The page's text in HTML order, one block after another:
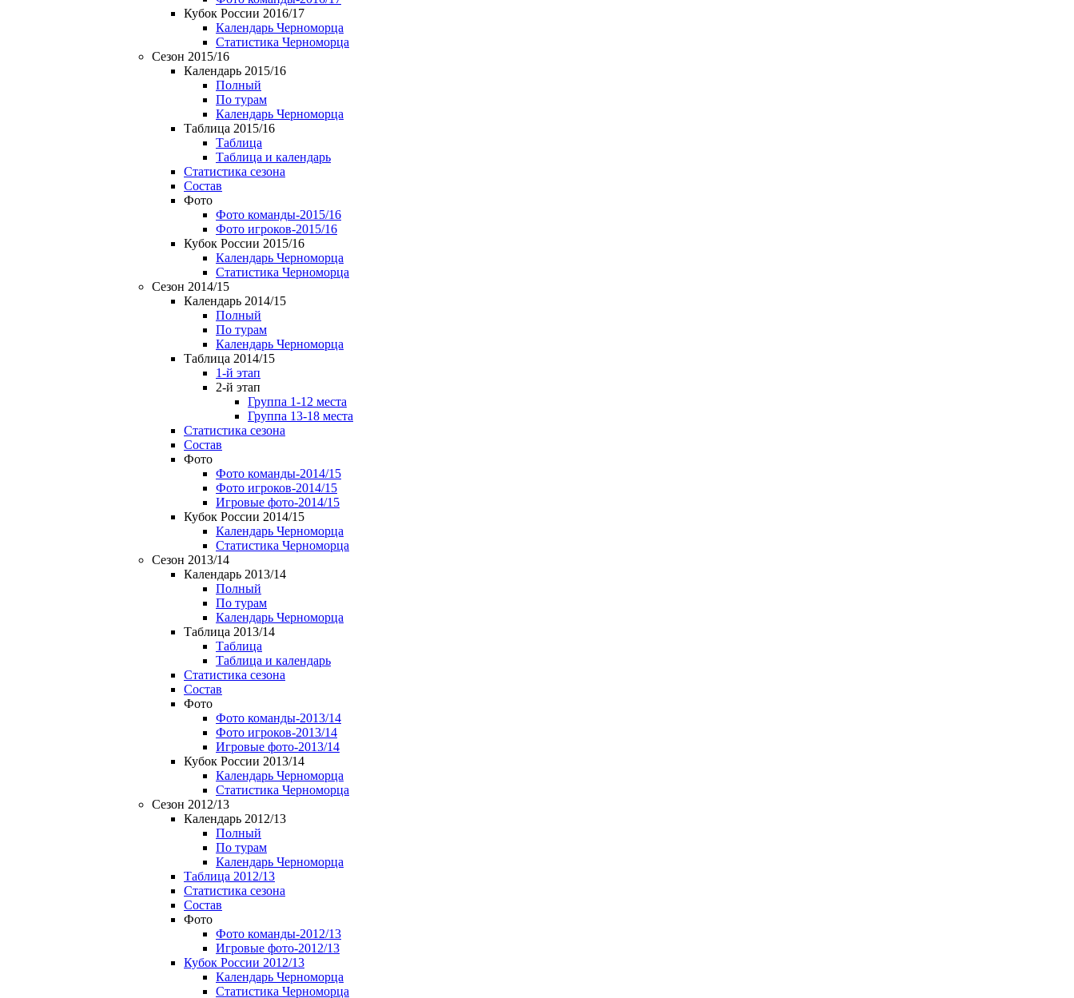
Кубок России 2016/17
Календарь Черноморца
Статистика Черноморца
Сезон 2015/16
Календарь 2015/16
Полный
По турам
Календарь Черноморца
Таблица 2015/16
Таблица
Таблица и календарь
Статистика сезона
Состав
Фото
Фото команды-2015/16
Фото игроков-2015/16
Кубок России 2015/16
Календарь Черноморца
Статистика Черноморца
Сезон 2014/15
Календарь 2014/15
Полный
По турам
Календарь Черноморца
Таблица 2014/15
1-й этап
2-й этап
Группа 1-12 места
Группа 13-18 места
Статистика сезона
Состав
Фото
Фото команды-2014/15
Фото игроков-2014/15
Игровые фото-2014/15
Кубок России 2014/15
Календарь Черноморца
Статистика Черноморца
Сезон 2013/14
Календарь 2013/14
Полный
По турам
Календарь Черноморца
Таблица 2013/14
Таблица
Таблица и календарь
Статистика сезона
Состав
Фото
Фото команды-2013/14
Фото игроков-2013/14
Игровые фото-2013/14
Кубок России 2013/14
Календарь Черноморца
Статистика Черноморца
Сезон 2012/13
Календарь 2012/13
Полный
По турам
Календарь Черноморца
Таблица 2012/13
Статистика сезона
Состав
Фото
Фото команды-2012/13
Игровые фото-2012/13
Кубок России 2012/13
Календарь Черноморца
Статистика Черноморца